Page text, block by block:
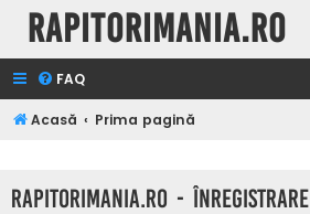
Rapitorimania.ro
FAQ
Acasă Prima pagină
Rapitorimania.ro - Înregistrare